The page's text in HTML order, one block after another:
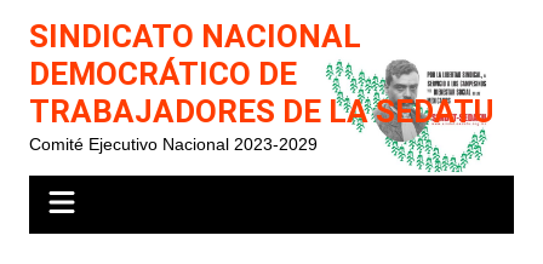
contenido
SINDICATO NACIONAL
DEMOCRÁTICO DE
TRABAJADORES DE LA SEDATU
Comité Ejecutivo Nacional 2023-2029